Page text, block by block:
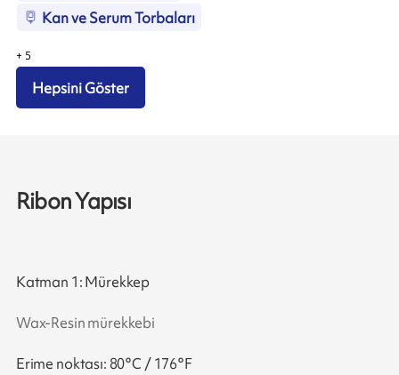
Kan ve Serum Torbaları
+ 5
Hepsini Göster
Ribon Yapısı
Katman 1: Mürekkep
Wax-Resin mürekkebi
Erime noktası: 80°C / 176°F